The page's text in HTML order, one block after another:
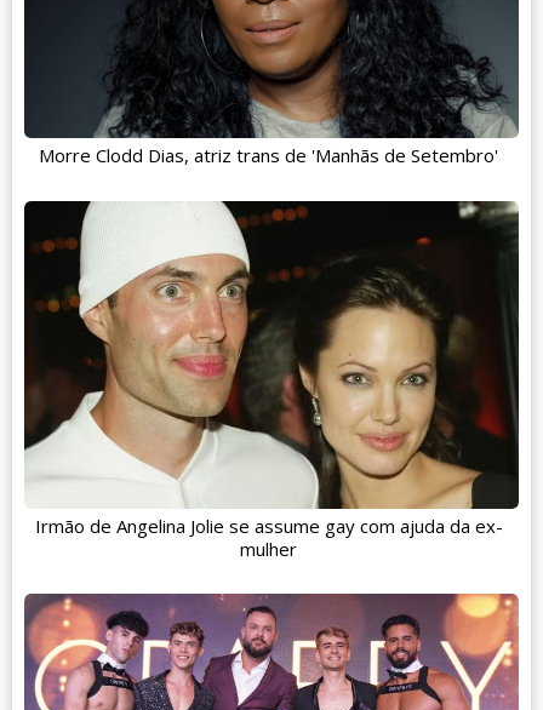
Morre Clodd Dias, atriz trans de 'Manhãs de Setembro'
Irmão de Angelina Jolie se assume gay com ajuda da ex-
mulher